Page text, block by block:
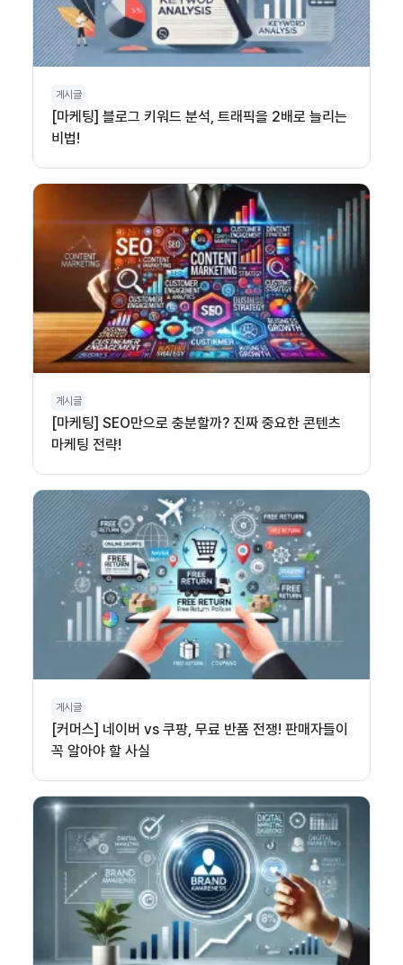
게시글
[마케팅] 블로그 키워드 분석, 트래픽을 2배로 늘리는
비법!
게시글
[마케팅] SEO만으로 충분할까? 진짜 중요한 콘텐츠
마케팅 전략!
게시글
[커머스] 네이버 vs 쿠팡, 무료 반품 전쟁! 판매자들이
꼭 알아야 할 사실